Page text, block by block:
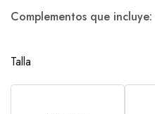
Complementos que incluye:
Talla